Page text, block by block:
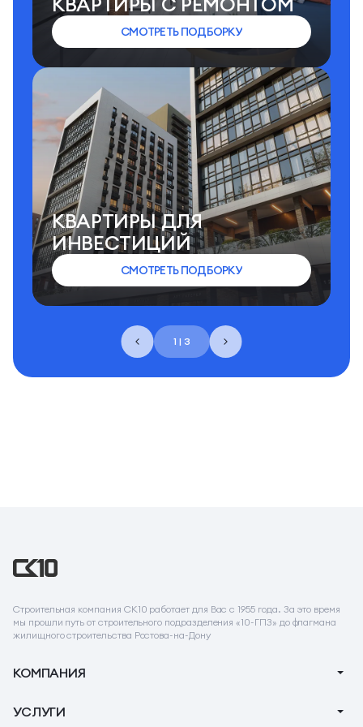
1 | 3
СМОТРЕТЬ ПОДБОРКУ
КВАРТИРЫ ДЛЯ
ИНВЕСТИЦИЙ
СМОТРЕТЬ ПОДБОРКУ
Строительная компания СК10 работает для Вас с 1955 года. За это время
мы прошли путь от строительного подразделения «10-ГПЗ» до флагмана
жилищного строительства Ростова-на-Дону
КОМПАНИЯ
О компании
УСЛУГИ